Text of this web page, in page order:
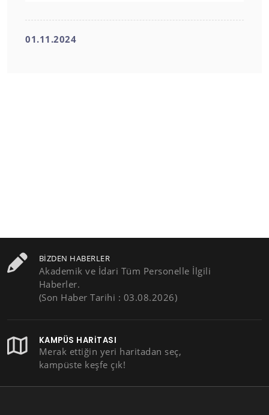
01.11.2024
BIZDEN HABERLER
Akademik ve İdari Tüm Personelle İlgili
Haberler.
(Son Haber Tarihi : 03.08.2026)
KAMPÜS HARITASI
Merak ettiğin yeri haritadan seç,
kampüste keşfe çık!